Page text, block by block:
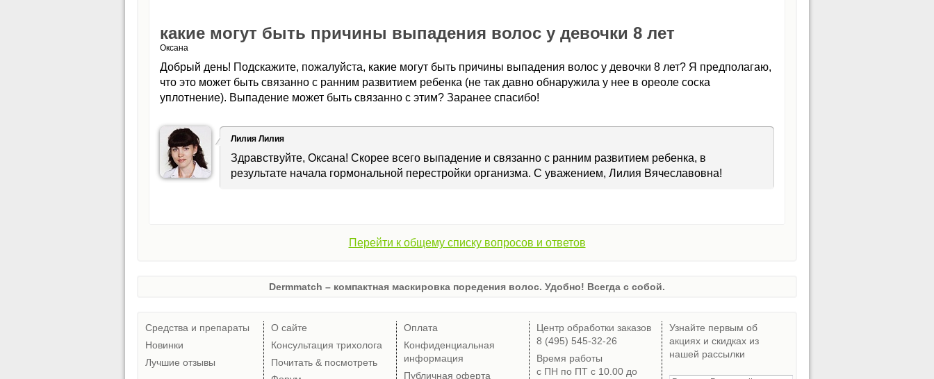
какие могут быть причины выпадения волос у девочки 8 лет
Оксана
Добрый день! Подскажите, пожалуйста, какие могут быть причины выпадения волос у девочки 8 лет? Я предполагаю,
что это может быть связанно с ранним развитием ребенка (не так давно обнаружила у нее в ореоле соска
уплотнение). Выпадение может быть связанно с этим? Заранее спасибо!
Лилия Лилия
Здравствуйте, Оксана! Скорее всего выпадение и связанно с ранним развитием ребенка, в
результате начала гормональной перестройки организма. С уважением, Лилия Вячеславовна!
Перейти к общему списку вопросов и ответов
Dermmatch – компактная маскировка поредения волос. Удобно! Всегда с собой.
Средства и препараты
Новинки
Лучшие отзывы
О сайте
Консультация трихолога
Почитать & посмотреть
Оплата
Конфиденциальная
информация
Публичная оферта
Центр обработки заказов
8 (495) 545-32-26
Время работы
с ПН по ПТ с 10.00 до
Узнайте первым об
акциях и скидках из
нашей рассылки